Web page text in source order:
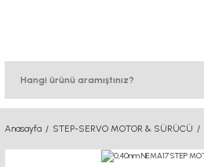
Anasayfa STEP-SERVO MOTOR & SÜRÜCÜ